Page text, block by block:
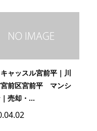
ャッスル宮前平｜川
前区宮前平 マンシ
売却・...